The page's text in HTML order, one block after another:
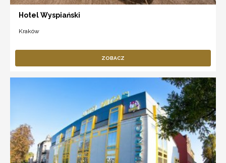
Hotel Wyspiański
Kraków
ZOBACZ